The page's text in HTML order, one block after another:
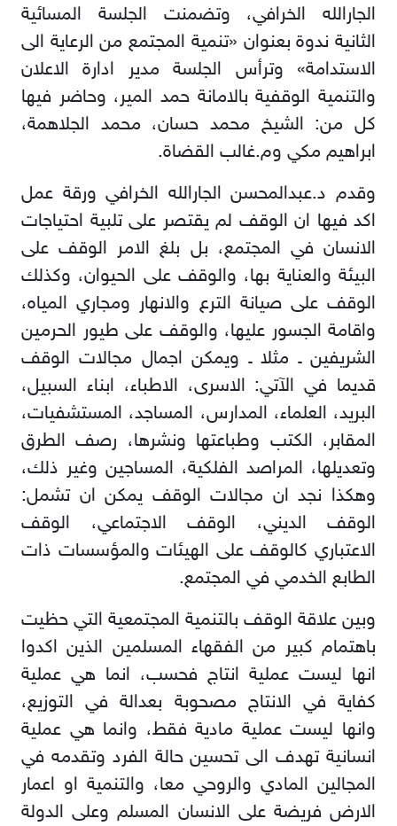
الجارالله الخرافي، وتضمنت الجلسة المسائية
الثانية ندوة بعنوان «تنمية المجتمع من الرعاية الى
الاستدامة» وترأس الجلسة مدير ادارة الاعلان
والتنمية الوقفية بالامانة حمد المير، وحاضر فيها
كل من: الشيخ محمد حسان، محمد الجلاهمة،
ابراهيم مكي وم.غالب القضاة.
وقدم د.عبدالمحسن الجارالله الخرافي ورقة عمل
اكد فيها ان الوقف لم يقتصر على تلبية احتياجات
الانسان في المجتمع، بل بلغ الامر الوقف على
البيئة والعناية بها، والوقف على الحيوان، وكذلك
الوقف على صيانة الترع والانهار ومجاري المياه،
واقامة الجسور عليها، والوقف على طيور الحرمين
الشريفين ـ مثلا ـ ويمكن اجمال مجالات الوقف
قديما في الآتي: الاسرى، الاطباء، ابناء السبيل،
البريد، العلماء، المدارس، المساجد، المستشفيات،
المقابر، الكتب وطباعتها ونشرها، رصف الطرق
وتعديلها، المراصد الفلكية، المساجين وغير ذلك،
وهكذا نجد ان مجالات الوقف يمكن ان تشمل:
الوقف الديني، الوقف الاجتماعي، الوقف
الاعتباري كالوقف على الهيئات والمؤسسات ذات
الطابع الخدمي في المجتمع.
وبين علاقة الوقف بالتنمية المجتمعية التي حظيت
باهتمام كبير من الفقهاء المسلمين الذين اكدوا
انها ليست عملية انتاج فحسب، انما هي عملية
كفاية في الانتاج مصحوبة بعدالة في التوزيع،
وانها ليست عملية مادية فقط، وانما هي عملية
انسانية تهدف الى تحسين حالة الفرد وتقدمه في
المجالين المادي والروحي معا، والتنمية او اعمار
الارض فريضة على الانسان المسلم وعلى الدولة